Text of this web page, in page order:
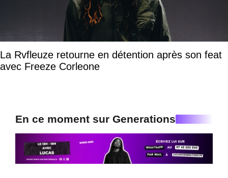
La Rvfleuze retourne en détention après son feat
avec Freeze Corleone
En ce moment sur Generations